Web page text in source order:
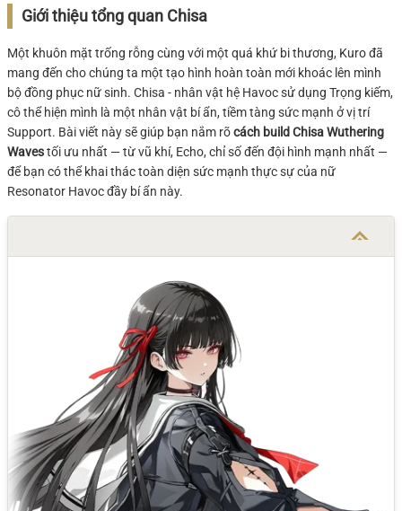
Giới thiệu tổng quan Chisa
Một khuôn mặt trống rỗng cùng với một quá khứ bi thương, Kuro đã
mang đến cho chúng ta một tạo hình hoàn toàn mới khoác lên mình
bộ đồng phục nữ sinh. Chisa - nhân vật hệ Havoc sử dụng Trọng kiếm,
cô thể hiện mình là một nhân vật bí ẩn, tiềm tàng sức mạnh ở vị trí
Support. Bài viết này sẽ giúp bạn nắm rõcách build Chisa Wuthering
Wavestối ưu nhất — từ vũ khí, Echo, chỉ số đến đội hình mạnh nhất —
để bạn có thể khai thác toàn diện sức mạnh thực sự của nữ
Resonator Havoc đầy bí ẩn này.